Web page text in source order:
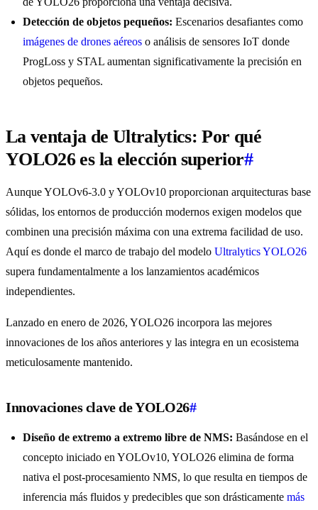
Detección de objetos pequeños: Escenarios desafiantes como
imágenes de drones aéreos o análisis de sensores IoT donde
ProgLoss y STAL aumentan significativamente la precisión en
objetos pequeños.
La ventaja de Ultralytics: Por qué
YOLO26 es la elección superior#
Aunque YOLOv6-3.0 y YOLOv10 proporcionan arquitecturas base
sólidas, los entornos de producción modernos exigen modelos que
combinen una precisión máxima con una extrema facilidad de uso.
Aquí es donde el marco de trabajo del modelo Ultralytics YOLO26
supera fundamentalmente a los lanzamientos académicos
independientes.
Lanzado en enero de 2026, YOLO26 incorpora las mejores
innovaciones de los años anteriores y las integra en un ecosistema
meticulosamente mantenido.
Innovaciones clave de YOLO26#
Diseño de extremo a extremo libre de NMS: Basándose en el
concepto iniciado en YOLOv10, YOLO26 elimina de forma
nativa el post-procesamiento NMS, lo que resulta en tiempos de
inferencia más fluidos y predecibles que son drásticamente más